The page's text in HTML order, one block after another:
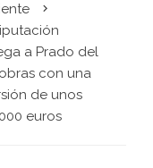
a Prado del
con una
de unos
euros